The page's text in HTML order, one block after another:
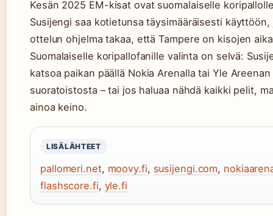
Kesän 2025 EM-kisat ovat suomalaiselle
Susijengi saa kotietunsa täysimääräisesti käyttöön,
ottelun ohjelma takaa, että Tampere on kisojen
Suomalaiselle koripallofanille valinta on selvä:
katsoa paikan päällä Nokia Arenalla tai Yle
suoratoistosta – tai jos haluaa nähdä kaikki pelit,
ainoa keino.
LISÄLÄHTEET
pallomeri.net, moovy.fi, susijengi.com,
flashscore.fi, yle.fi